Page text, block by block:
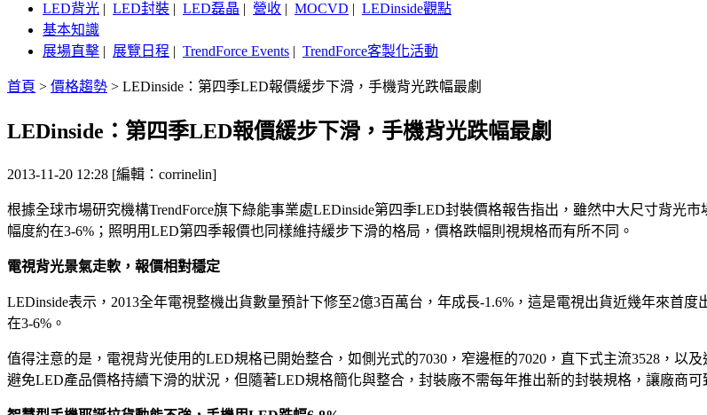
LED背光 | LED封裝 | LED磊晶 | 營收 | MOCVD | LEDinside觀點
基本知識
展場直擊 | 展覽日程 | TrendForce Events | TrendForce客製化活動
首頁 > 價格趨勢 > LEDinside：第四季LED報價緩步下滑，手機背光跌幅最劇
LEDinside：第四季LED報價緩步下滑，手機背光跌幅最劇
2013-11-20 12:28 [編輯：corrinelin]
根據全球市場研究機構TrendForce旗下綠能事業處LEDinside第四季LED封裝價格報告指出，雖然中大尺寸背光
幅度約在3-6%；照明用LED第四季報價也同樣維持緩步下滑的格局，價格跌幅則視規格而有所不同。
電視背光景氣走軟，報價相對穩定
LEDinside表示，2013全年電視整機出貨數量預計下修至2億3百萬台，年成長-1.6%，這是電視出貨近幾年來首
在3-6%。
值得注意的是，電視背光使用的LED規格已開始整合，如側光式的7030，窄邊框的7020，直下式主流3528，以
避免LED產品價格持續下滑的狀況，但隨著LED規格簡化與整合，封裝廠不需每年推出新的封裝規格，讓廠商